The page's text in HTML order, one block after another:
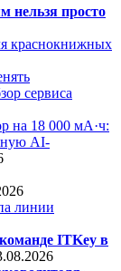
нельзя просто
краснокнижных
сервиса
на 18 000 мА·ч:
AI-
линии
ITKey в